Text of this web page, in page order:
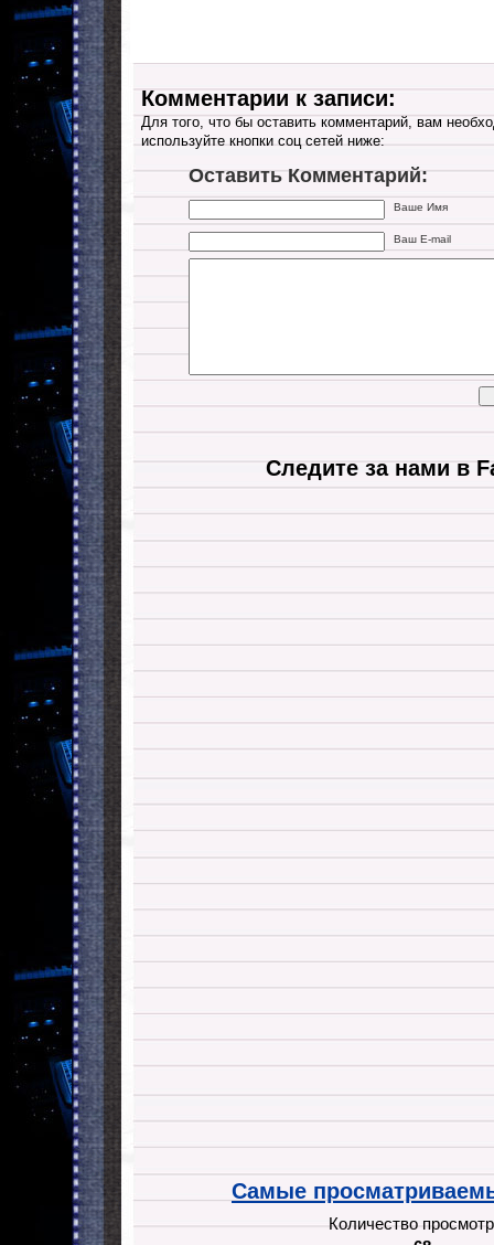
Комментарии к записи:
Для того, что бы оставить комментарий, вам
используйте кнопки соц сетей ниже:
Оставить Комментарий:
Ваше Имя
Ваш E-mail
Следите за нами в
Самые
Количество